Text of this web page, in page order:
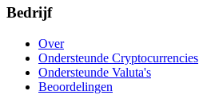
Bedrijf
Over
Ondersteunde Cryptocurrencies
Ondersteunde Valuta's
Beoordelingen